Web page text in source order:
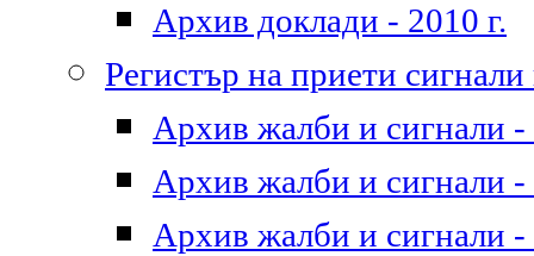
Архив доклади - 2010 г.
Регистър на приети
Архив жалби и сигнали -
Архив жалби и сигнали -
Архив жалби и сигнали -